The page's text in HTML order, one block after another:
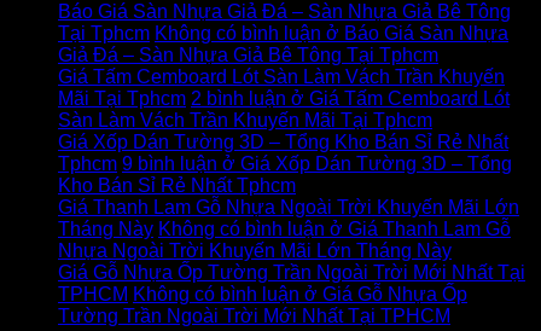
Báo Giá Sàn Nhựa Giả Đá – Sàn Nhựa Giả Bê Tông
Tại Tphcm Không có bình luận ở Báo Giá Sàn Nhựa
Giả Đá – Sàn Nhựa Giả Bê Tông Tại Tphcm
Giá Tấm Cemboard Lót Sàn Làm Vách Trần Khuyến
Mãi Tại Tphcm 2 bình luận ở Giá Tấm Cemboard Lót
Sàn Làm Vách Trần Khuyến Mãi Tại Tphcm
Giá Xốp Dán Tường 3D – Tổng Kho Bán Sỉ Rẻ Nhất
Tphcm 9 bình luận ở Giá Xốp Dán Tường 3D – Tổng
Kho Bán Sỉ Rẻ Nhất Tphcm
Giá Thanh Lam Gỗ Nhựa Ngoài Trời Khuyến Mãi Lớn
Tháng Này Không có bình luận ở Giá Thanh Lam Gỗ
Nhựa Ngoài Trời Khuyến Mãi Lớn Tháng Này
Giá Gỗ Nhựa Ốp Tường Trần Ngoài Trời Mới Nhất Tại
TPHCM Không có bình luận ở Giá Gỗ Nhựa Ốp
Tường Trần Ngoài Trời Mới Nhất Tại TPHCM